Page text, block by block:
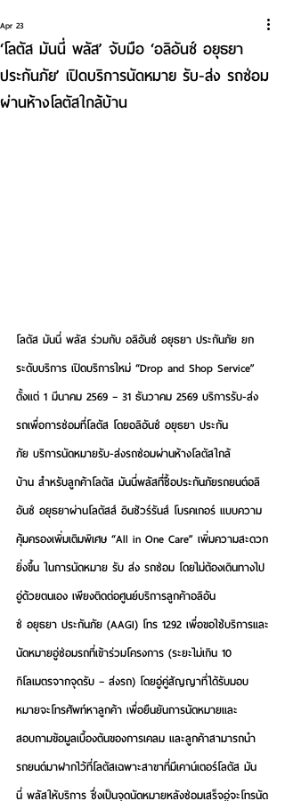
‘โลตัส มันนี่ พลัส’ จับมือ ‘อลิอันซ์ อยุธยา
ประกันภัย’ เปิดบริการนัดหมาย รับ-ส่ง รถซ่อม
ผ่านห้างโลตัสใกล้บ้าน
Apr 23
โลตัส มันนี่ พลัส ร่วมกับ อลิอันซ์ อยุธยา ประกันภัย ยก
ระดับบริการ เปิดบริการใหม่ “Drop and Shop Service”
ตั้งแต่ 1 มีนาคม 2569 – 31 ธันวาคม 2569 บริการรับ-ส่ง
รถเพื่อการซ่อมที่โลตัส โดยอลิอันซ์ อยุธยา ประกัน
ภัย บริการนัดหมายรับ-ส่งรถซ่อมผ่านห้างโลตัสใกล้
บ้าน สำหรับลูกค้าโลตัส มันนี่พลัสที่ซื้อประกันภัยรถยนต์อลิ
อันซ์ อยุธยาผ่านโลตัสส์ อินชัวร์รันส์ โบรคเกอร์ แบบความ
คุ้มครองเพิ่มเติมพิเศษ “All in One Care” เพิ่มความสะดวก
ยิ่งขึ้น ในการนัดหมาย รับ ส่ง รถซ่อม โดยไม่ต้องเดินทางไป
อู่ด้วยตนเอง เพียงติดต่อศูนย์บริการลูกค้าอลิอัน
ซ์ อยุธยา ประกันภัย (AAGI) โทร 1292 เพื่อขอใช้บริการและ
นัดหมายอู่ซ่อมรถที่เข้าร่วมโครงการ (ระยะไม่เกิน 10
กิโลเมตรจากจุดรับ – ส่งรถ) โดยอู่คู่สัญญาที่ได้รับมอบ
หมายจะโทรศัพท์หาลูกค้า เพื่อยืนยันการนัดหมายและ
สอบถามข้อมูลเบื้องต้นของการเคลม และลูกค้าสามารถนำ
รถยนต์มาฝากไว้ที่โลตัสเฉพาะสาขาที่มีเคาน์เตอร์โลตัส มัน
นี่ พลัสให้บริการ ซึ่งเป็นจุดนัดหมายหลังซ่อมเสร็จอู่จะโทรนัด